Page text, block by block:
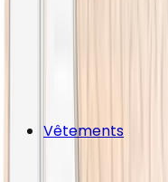
Vêtements